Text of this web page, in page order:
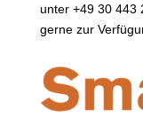
unter +49 30 443
gerne zur